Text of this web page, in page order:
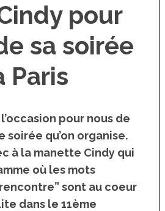
pour
sa soirée
Paris
pour nous de
qu’on organise.
à la manette Cindy qui
où les mots
sont au coeur
dans le 11ème